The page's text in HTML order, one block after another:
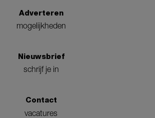
Adverteren
mogelijkheden
Nieuwsbrief
schrijf je in
Contact
vacatures